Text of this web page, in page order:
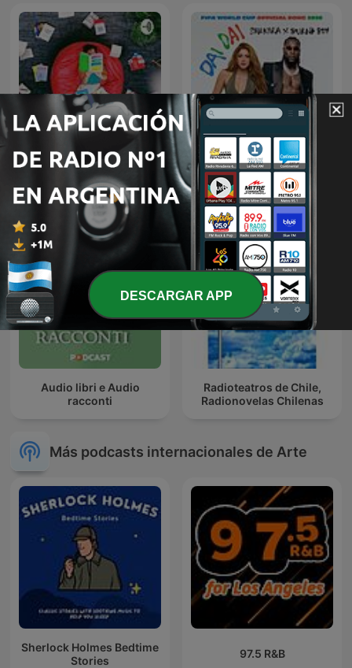
Libros Y Más Libros Dai Dai
Audio libri e Audio
racconti
Radioteatros de Chile,
Radionovelas Chilenas
Más podcasts internacionales de Arte
Sherlock Holmes Bedtime
Stories
97.5 R&B
DESCARGAR APP